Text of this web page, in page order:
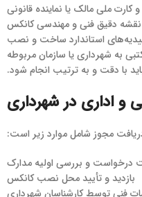
کارت ملی مالک یا نماینده قانونی
نقشه دقیق فنی و مهندسی کانکس
استاندارد ساخت و نصب
به شهرداری یا سازمان مربوطه
با دقت و به ترتیب انجام شود.
و اداری در شهرداری
مجوز شامل موارد زیر است:
درخواست و بررسی اولیه مدارک
بازدید و تأیید محل نصب کانکس
فنی توسط کارشناسان شهرداری